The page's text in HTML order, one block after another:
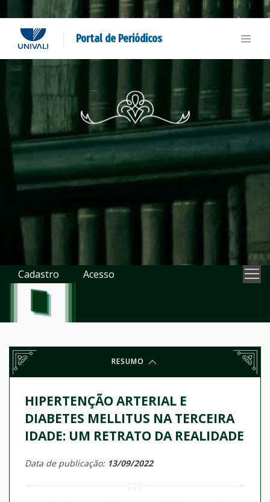
Portal de Periódicos
Cadastro Acesso
RESUMO
HIPERTENÇÃO ARTERIAL E
DIABETES MELLITUS NA TERCEIRA
IDADE: UM RETRATO DA REALIDADE
Data de publicação: 13/09/2022